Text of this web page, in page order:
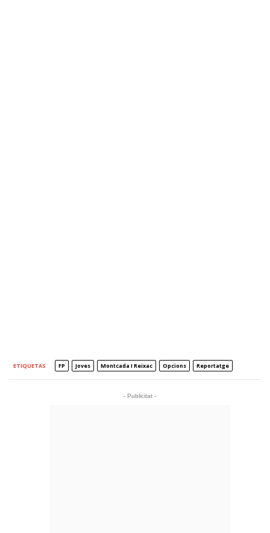
ETIQUETAS FP Joves Montcada I Reixac Opcions Reportatge
- Publicitat -